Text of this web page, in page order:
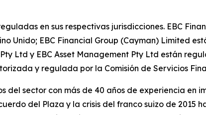
en sus respectivas jurisdicciones. EBC
Unido; EBC Financial Group (Cayman) Limited
Ltd y EBC Asset Management Pty Ltd están
y regulada por la Comisión de Servicios
del sector con más de 40 años de experiencia en
del Plaza y la crisis del franco suizo de 2015